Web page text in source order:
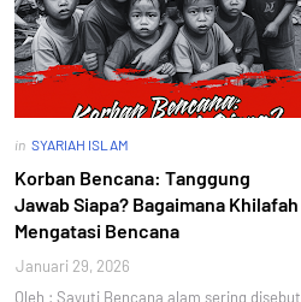
in SYARIAH ISLAM
Korban Bencana: Tanggung
Jawab Siapa? Bagaimana Khilafah
Mengatasi Bencana
Januari 29, 2026
Oleh : Sayuti Bencana alam sering disebut